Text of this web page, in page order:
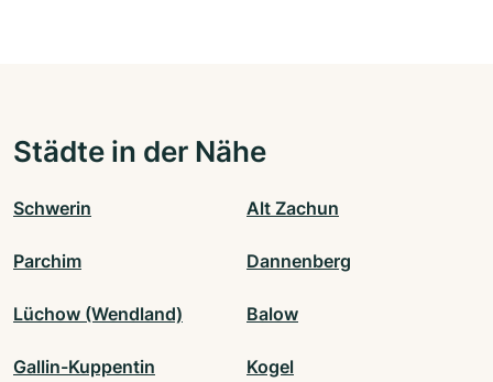
Städte in der Nähe
Schwerin Alt Zachun
Parchim Dannenberg
Lüchow (Wendland) Balow
Gallin-Kuppentin Kogel